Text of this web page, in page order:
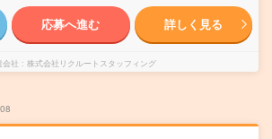
応募へ進む 詳しく見る
社 株式会社リクルートスタッフィング